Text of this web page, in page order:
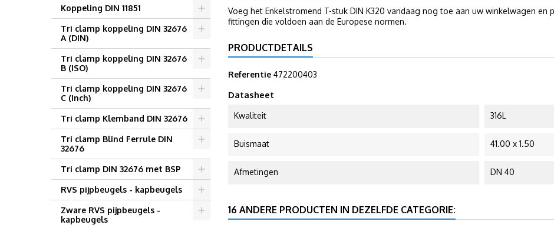
Koppeling DIN 11851
Tri clamp koppeling DIN 32676
A (DIN)
Tri clamp koppeling DIN 32676
B (ISO)
Tri clamp koppeling DIN 32676
C (Inch)
Tri clamp Klemband DIN 32676
Tri clamp Blind Ferrule DIN
32676
Tri clamp DIN 32676 met BSP
RVS pijpbeugels - kapbeugels
Zware RVS pijpbeugels -
kapbeugels
Voeg het Enkelstromend T-stuk DIN K320 vandaag nog toe aan uw winkelwagen
fittingen die voldoen aan de Europese normen.
PRODUCTDETAILS
Referentie 472200403
Datasheet
Kwaliteit 316L
Buismaat 41.00 x 1.50
Afmetingen DN 40
16 ANDERE PRODUCTEN IN DEZELFDE CATEGORIE: